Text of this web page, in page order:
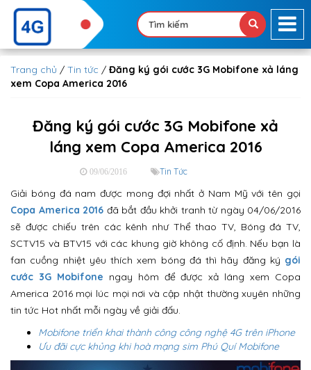
Trang chủ / Tin tức / Đăng ký gói cước 3G Mobifone xả láng
xem Copa America 2016
Đăng ký gói cước 3G Mobifone xả
láng xem Copa America 2016
09/06/2016 Tin Tức
Giải bóng đá nam được mong đợi nhất ở Nam Mỹ với tên gọi
Copa America 2016 đã bắt đầu khởi tranh từ ngày 04/06/2016
sẽ được chiếu trên các kênh như Thể thao TV, Bóng đá TV,
SCTV15 và BTV15 với các khung giờ không cố định. Nếu bạn là
fan cuồng nhiệt yêu thích xem bóng đá thì hãy đăng ký gói
cước 3G Mobifone ngay hôm để được xả láng xem Copa
America 2016 mọi lúc mọi nơi và cập nhật thường xuyên những
tin tức Hot nhất mỗi ngày về giải đấu.
Mobifone triển khai thành công công nghệ 4G trên iPhone
Ưu đãi cực khủng khi hoà mạng sim Phú Quí Mobifone